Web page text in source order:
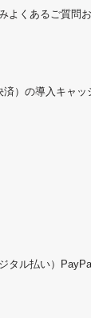
よくあるご質問
済）の導入 キャッ
タル払い）